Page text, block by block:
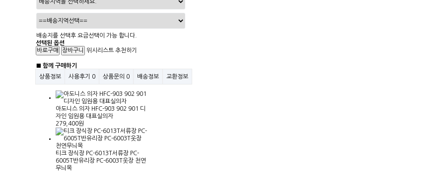
배송지를 선택후 요금선택이 가능 합니다.
선택된 옵션
위시리스트 추천하기
■ 함께 구매하기
상품정보
사용후기 0 상품문의 0 배송정보 교환정보
아도니스 의자 HFC-903 902 901 디
자인 임원용 대표실의자
279,400원
티크 장식장 PC-6013T서류장 PC-
6005T반유리장 PC-6003T옷장 천연
무늬목